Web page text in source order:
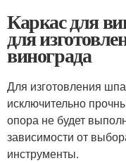
Каркас для
для
винограда
Для изготовления
исключительно
опора не будет
зависимости от
инструменты.